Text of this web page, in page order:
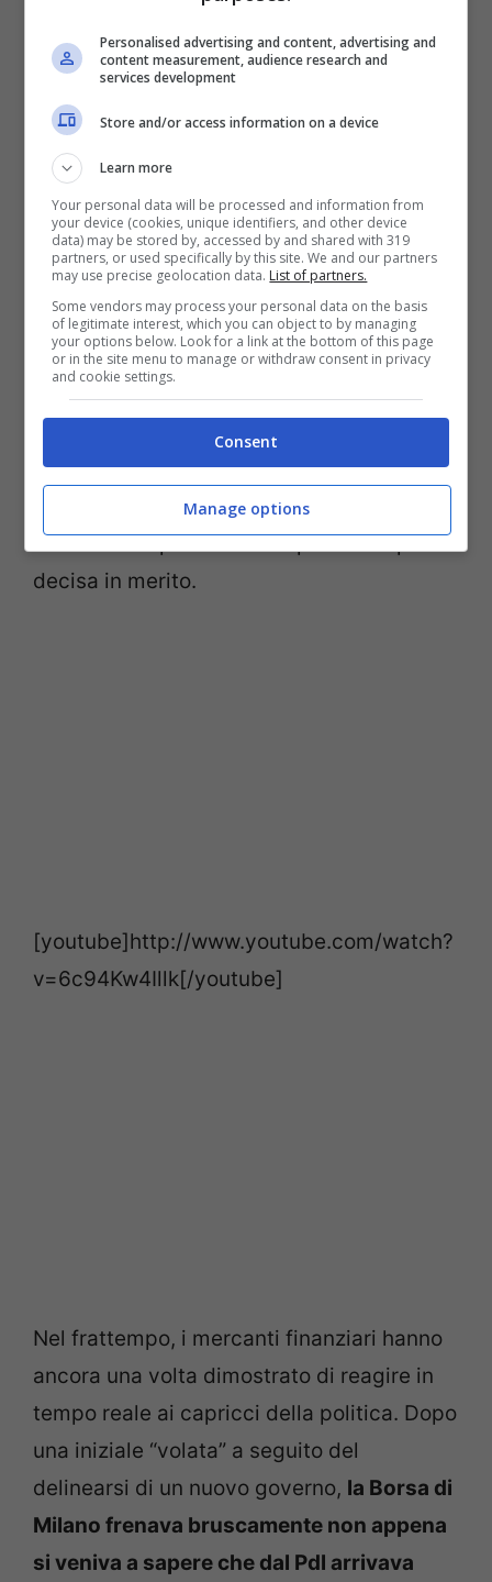
borghesie del capitalismo relazionale
Sul fronte dei “pragmatici” si schierano
invece non meno importanti esponenti
dell’ex partito di maggioranza relativa,
comeMaurizio Lupi, vicepresidente della
Camera,Franco Frattini, ministro degli
Esteri,Gianni Alemanno,sindaco di Roma
Roberto Formigoni , governatore della
Lombardia. Tutti questi rimarcano
delicatezza della situazione
e la necessità di una guida forte ed
, cercando di convincere
Berlusconi a prendere una posizione più
decisa in merito.
[youtube]http://www.youtube.com/watch?
v=6c94Kw4Illk[/youtube]
Nel frattempo, i mercanti finanziari hanno
ancora una volta dimostrato di reagire in
tempo reale ai capricci della politica. Dopo
una iniziale “volata” a seguito del
delinearsi di un nuovo governo, la Borsa di
Milano frenava bruscamente non appena
si veniva a sapere che dal Pdl arrivava
Personalised advertising and content, advertising and
content measurement, audience research and
services development
Store and/or access information on a device
Learn more
Your personal data will be processed and information from
your device (cookies, unique identifiers, and other device
data) may be stored by, accessed by and shared with 319
partners, or used specifically by this site. We and our partners
may use precise geolocation data. List of partners.
Some vendors may process your personal data on the basis
of legitimate interest, which you can object to by managing
your options below. Look for a link at the bottom of this page
or in the site menu to manage or withdraw consent in privacy
and cookie settings.
Consent
Manage options